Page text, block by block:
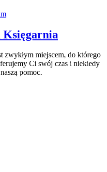
zwykłym miejscem, do którego
Ci swój czas i niekiedy
pomoc.